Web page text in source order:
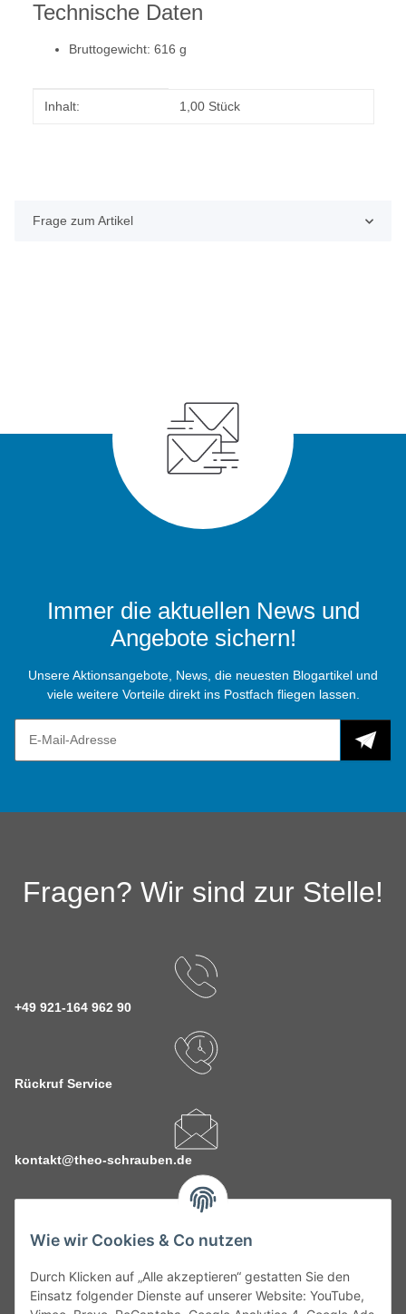
Wie wir Cookies & Co nutzen
Durch Klicken auf „Alle akzeptieren“ gestatten Sie den
Einsatz folgender Dienste auf unserer Website: YouTube,
Technische Daten
Bruttogewicht: 616 g
Produkteigenschaft
Wert
Inhalt: 1,00 Stück
Frage zum Artikel
Immer die aktuellen News und
Angebote sichern!
Unsere Aktionsangebote, News, die neuesten Blogartikel und
viele weitere Vorteile direkt ins Postfach fliegen lassen.
Fragen? Wir sind zur Stelle!
+49 921-164 962 90
Rückruf Service
kontakt@theo-schrauben.de
Service